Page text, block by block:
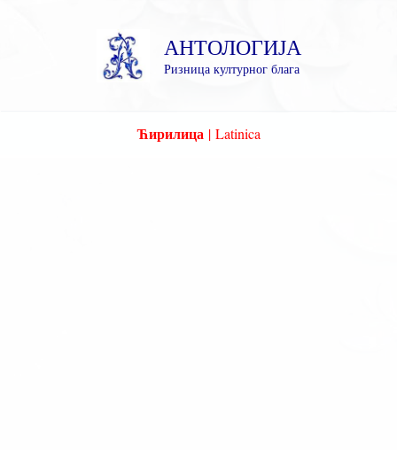
АНТОЛОГИЈА
Ризница културног блага
Ћирилица | Latinica